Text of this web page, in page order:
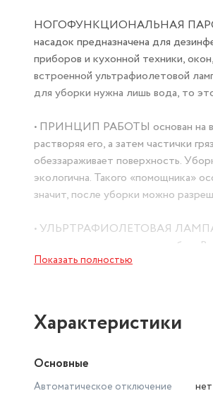
НОГОФУНКЦИОНАЛЬНАЯ ПАРОВАЯ
насадок предназначена для
приборов и кухонной техники,
встроенной
для уборки нужна лишь вода, то
• ПРИНЦИП РАБОТЫ основан на
растворяя его, а затем частички
обеззараживает поверхность.
экологична. Такого «помощника»
значит, после уборки можно
• УЛЬРТРАФИОЛЕТОВАЯ ЛАМПА.
установлена на подошве швабры.
кнопку выключателя, удобно
• 2 В 1 Для комфортного
присоедините к корпусу
При этом, для комфортной уборки
расположенную на корпусе.
Показать полностью
Характеристики
Основные
Автоматическое отключение
нет